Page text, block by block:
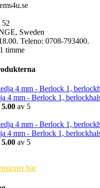
52
Sweden
Teleno: 0708-793400.
timme
4 mm - Berlock 1,
5.00 av 5
4 mm - Berlock 1,
5.00 av 5
här